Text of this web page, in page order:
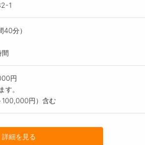
繋がっています◎
】
負担！
20,000円～30,000円を支給！
くれるカッコいい先輩、失敗して落ち込んで
てくれる先輩、疲れていると笑わせてくれて
できたときに褒めてくれるあたたかくて優し
る印象ですが、休憩の時はしっかり休みなが
れる食事への関心がある方
、責任と熱意をもって取り組める方
組める方
を支える、社会貢献度の高い、非常に価値のあ
いています。
として「安全・安心でおいしい」をモットー
。
法と味付けなどを工夫しています。
もが楽しみになる美味しい食事を提供してい
1
分）
間
円
す。
円）含む
詳細を見る